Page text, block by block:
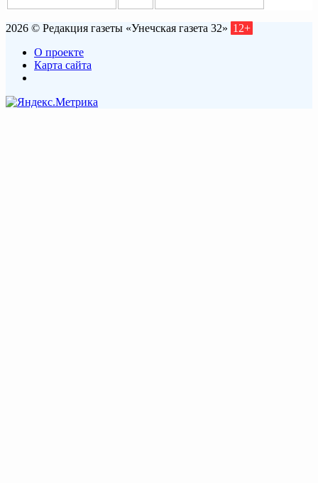
2026 © Редакция газеты «Унечская газета 32» 12+
О проекте
Карта сайта